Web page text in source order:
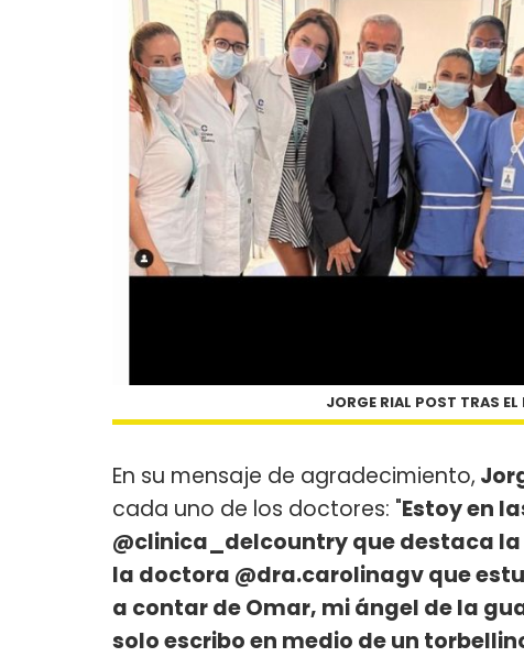
JORGE RIAL POST TRAS
En su mensaje de agradecimiento,
cada uno de los doctores: "Estoy en
@clinica_delcountry que destaca
la doctora @dra.carolinagv que
a contar de Omar, mi ángel de la
solo escribo en medio de un